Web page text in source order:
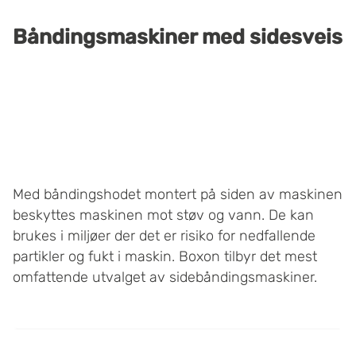
Båndingsmaskiner med sidesveis
Med båndingshodet montert på siden av maskinen
beskyttes maskinen mot støv og vann. De kan
brukes i miljøer der det er risiko for nedfallende
partikler og fukt i maskin. Boxon tilbyr det mest
omfattende utvalget av sidebåndingsmaskiner.